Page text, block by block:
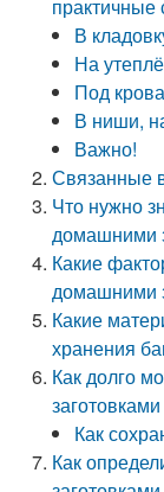
практичные
В
На
Под
В ниши,
Важно!
Связанные
Что нужно
домашними
Какие
домашними
Какие
хранения
Как долго
заготовками
Как
Как